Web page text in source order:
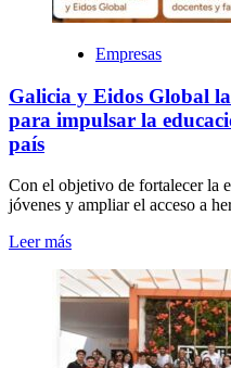
Empresas
Galicia y Eidos Global
para impulsar la
país
Con el objetivo de fortalecer la
jóvenes y ampliar el acceso a
Leer más